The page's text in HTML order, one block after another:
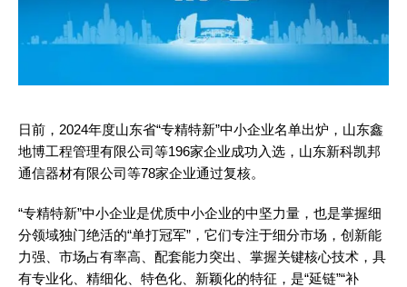
日前，2024年度山东省“专精特新”中小企业名单出炉，山东鑫
地博工程管理有限公司等196家企业成功入选，山东新科凯邦
通信器材有限公司等78家企业通过复核。
“专精特新”中小企业是优质中小企业的中坚力量，也是掌握细
分领域独门绝活的“单打冠军”，它们专注于细分市场，创新能
力强、市场占有率高、配套能力突出、掌握关键核心技术，具
有专业化、精细化、特色化、新颖化的特征，是“延链”“补